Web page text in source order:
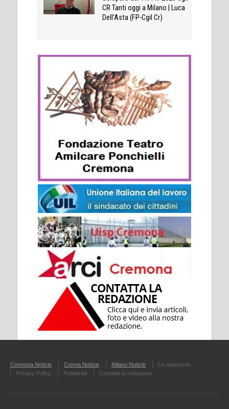
CR Tanti oggi a Milano | Luca
Dell’Asta (FP-Cgil Cr)
Cremona Notizie Crema Notizie Milano Notizie
La redazione
Privacy Policy
Pubblicità Contatta la redazione